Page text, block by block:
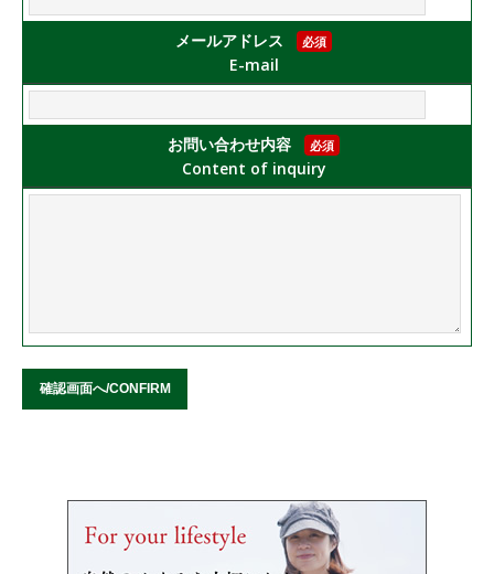
メールアドレス 必須
E-mail
お問い合わせ内容 必須
Content of inquiry